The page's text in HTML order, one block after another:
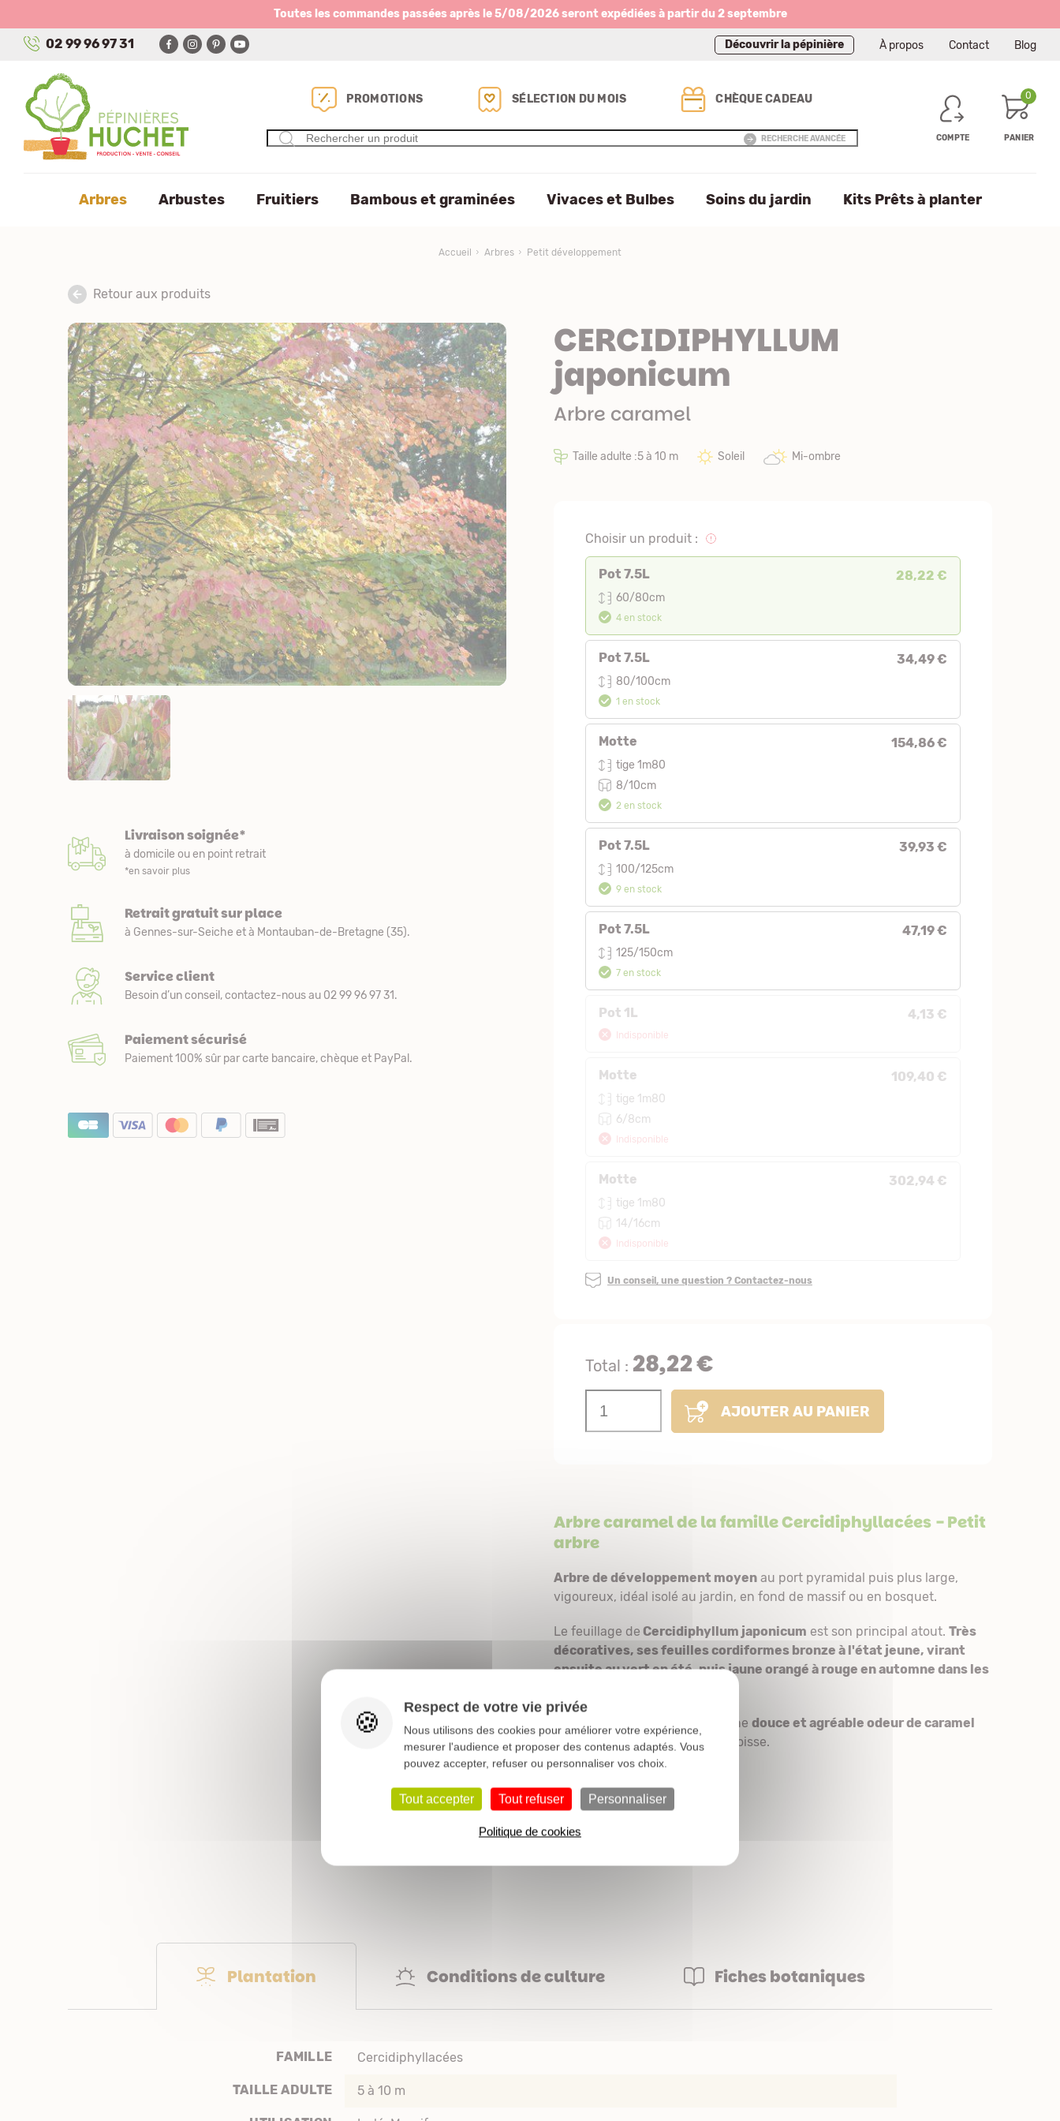
Toutes les commandes passées après le 5/08/2026 seront expédiées à partir du 2 septembre
02 99 96 97 31 Découvrir la pépinière À propos Contact Blog
PROMOTIONS SÉLECTION DU MOIS CHÈQUE CADEAU
RECHERCHE AVANCÉE COMPTE
0
PANIER
Arbres Arbustes Fruitiers Bambous et graminées Vivaces et Bulbes Soins du jardin Kits Prêts à planter
Accueil Arbres Petit développement
Retour aux produits
CERCIDIPHYLLUM
japonicum
Arbre caramel
Taille adulte :5 à 10 m Soleil Mi-ombre
Choisir un produit :
Pot 7.5L 28,22 €
60/80cm
4 en stock
Pot 7.5L 34,49 €
80/100cm
1 en stock
Motte 154,86 €
tige 1m80
8/10cm
2 en stock
Pot 7.5L 39,93 €
100/125cm
9 en stock
Pot 7.5L 47,19 €
125/150cm
7 en stock
Pot 1L 4,13 €
Indisponible
Motte 109,40 €
tige 1m80
6/8cm
Indisponible
Motte 302,94 €
tige 1m80
14/16cm
Indisponible
Un conseil, une question ? Contactez-nous
Total : 28,22 €
AJOUTER AU PANIER
Arbre caramel de la familleCercidiphyllacées - Petit
arbre
Arbre de développement moyen au port pyramidal puis plus large,
vigoureux, idéal isolé au jardin, en fond de massif ou en bosquet.
Le feuillage de Cercidiphyllum japonicum est son principal atout. Très
décoratives, ses feuilles cordiformes bronze à l'état jeune, virant
ensuite au vert en été, puis jaune orangé à rouge en automne dans les
Au soleil, le feuillage dégage une douce et agréable odeur de caramel
surtout le soir ou lorsqu'on le froisse.
A abriter des vents froids.
Livraison soignée*
à domicile ou en point retrait
*en savoir plus
Retrait gratuit sur place
à Gennes-sur-Seiche et à Montauban-de-Bretagne (35).
Service client
Besoin d’un conseil, contactez-nous au 02 99 96 97 31.
Paiement sécurisé
Paiement 100% sûr par carte bancaire, chèque et PayPal.
Plantation Conditions de culture Fiches botaniques
FAMILLE Cercidiphyllacées
TAILLE ADULTE 5 à 10 m
Respect de votre vie privée
Nous utilisons des cookies pour améliorer votre expérience,
mesurer l'audience et proposer des contenus adaptés. Vous
pouvez accepter, refuser ou personnaliser vos choix.
Tout accepter Tout refuser Personnaliser
Politique de cookies